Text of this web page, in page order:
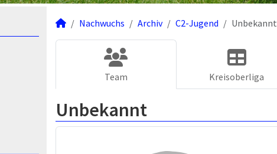
Nachwuchs Archiv C2-Jugend Unbekannt
Team Kreisoberliga
Unbekannt